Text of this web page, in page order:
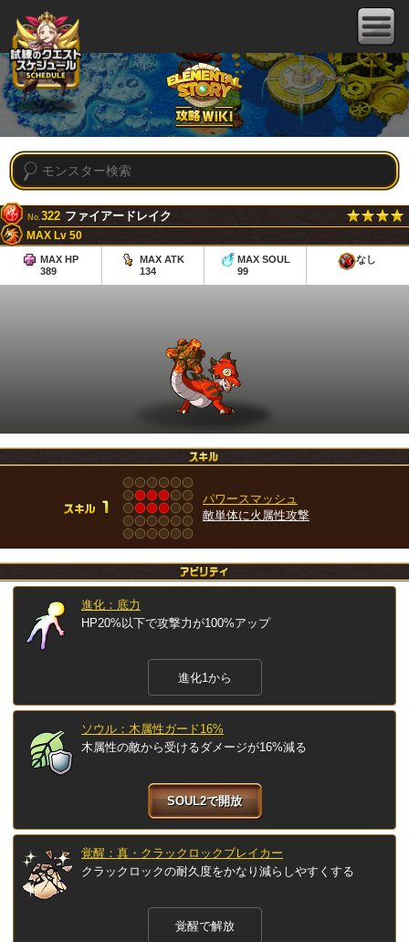
No.322 ファイアードレイク
MAX Lv 50
MAX HP
389
MAX ATK
134
MAX SOUL
99
なし
パワースマッシュ
敵単体に火属性攻撃
進化：底力
HP20%以下で攻撃力が100%アップ
進化1から
ソウル：木属性ガード16%
木属性の敵から受けるダメージが16%減る
SOUL2で開放
覚醒：真・クラックロックブレイカー
クラックロックの耐久度をかなり減らしやすくする
覚醒で解放